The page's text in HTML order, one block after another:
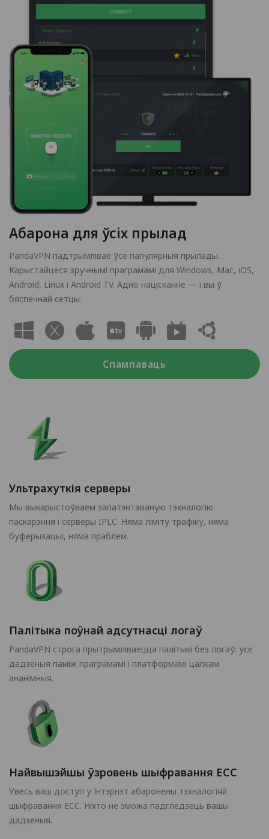
Абарона для ўсіх прылад
PandaVPN падтрымлівае ўсе папулярныя прылады.
Карыстайцеся зручнымі праграмамі для Windows, Mac, iOS,
Android, Linux і Android TV. Адно націсканне — і вы ў
бяспечнай сетцы.
Спампаваць
Ультрахуткія серверы
Мы выкарыстоўваем запатэнтаваную тэхналогію
паскарэння і серверы IPLC. Няма ліміту трафіку, няма
буферызацыі, няма праблем.
Палітыка поўнай адсутнасці логаў
PandaVPN строга прытрымліваецца палітыкі без логаў: усе
дадзеныя паміж праграмамі і платформамі цалкам
ананімныя.
Найвышэйшы ўзровень шыфравання ECC
Увесь ваш доступ у Інтэрнэт абаронены тэхналогіяй
шыфравання ECC. Ніхто не зможа падгледзець вашы
дадзеныя.